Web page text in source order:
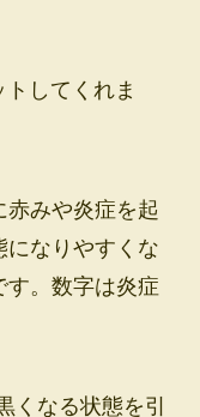
してくれま
みや炎症を起
になりやすくな
す。数字は炎症
なる状態を引